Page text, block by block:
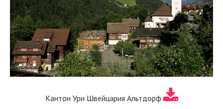
Кантон Ури Швейцария Альтдорф